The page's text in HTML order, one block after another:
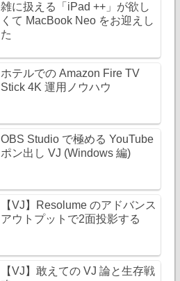
雑に扱える「iPad ++」が欲し
くて MacBook Neo をお迎えし
た
ホテルでの Amazon Fire TV
Stick 4K 運用ノウハウ
OBS Studio で極める YouTube
ポン出し VJ (Windows 編)
【VJ】Resolume のアドバンス
アウトプットで2面投影する
【VJ】敢えての VJ 論と生存戦